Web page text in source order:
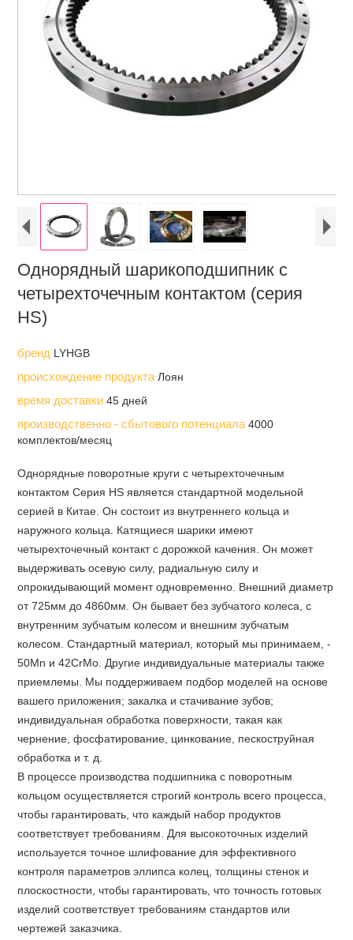
Однорядный шарикоподшипник с
четырехточечным контактом (серия
HS)
бренд LYHGB
происхождение продукта Лоян
время доставки45 дней
производственно - сбытового потенциала4000
комплектов/месяц
Однорядные поворотные круги с четырехточечным
контактом Серия HS является стандартной модельной
серией в Китае. Он состоит из внутреннего кольца и
наружного кольца. Катящиеся шарики имеют
четырехточечный контакт с дорожкой качения. Он может
выдерживать осевую силу, радиальную силу и
опрокидывающий момент одновременно. Внешний диаметр
от 725мм до 4860мм. Он бывает без зубчатого колеса, с
внутренним зубчатым колесом и внешним зубчатым
колесом. Стандартный материал, который мы принимаем, -
50Mn и 42CrMo. Другие индивидуальные материалы также
приемлемы. Мы поддерживаем подбор моделей на основе
вашего приложения; закалка и стачивание зубов;
индивидуальная обработка поверхности, такая как
чернение, фосфатирование, цинкование, пескоструйная
обработка и т. д.
В процессе производства подшипника с поворотным
кольцом осуществляется строгий контроль всего процесса,
чтобы гарантировать, что каждый набор продуктов
соответствует требованиям. Для высокоточных изделий
используется точное шлифование для эффективного
контроля параметров эллипса колец, толщины стенок и
плоскостности, чтобы гарантировать, что точность готовых
изделий соответствует требованиям стандартов или
чертежей заказчика.